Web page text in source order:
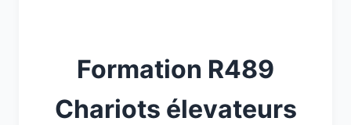
Formation R489
Chariots élevateurs